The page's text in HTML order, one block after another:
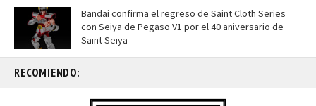
Bandai confirma el regreso de Saint Cloth Series
con Seiya de Pegaso V1 por el 40 aniversario de
Saint Seiya
RECOMIENDO: